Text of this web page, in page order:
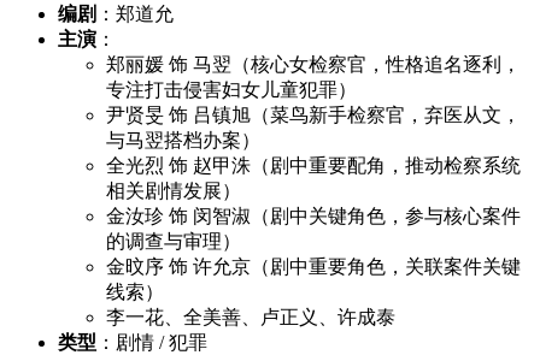
编剧 ：郑道允
主演 ：
郑丽媛 饰 马翌（核心女检察官，性格追名逐利，
专注打击侵害妇女儿童犯罪）
尹贤旻 饰 吕镇旭（菜鸟新手检察官，弃医从文，
与马翌搭档办案）
全光烈 饰 赵甲洙（剧中重要配角，推动检察系统
相关剧情发展）
金汝珍 饰 闵智淑（剧中关键角色，参与核心案件
的调查与审理）
金旼序 饰 许允京（剧中重要角色，关联案件关键
线索）
李一花、全美善、卢正义、许成泰
类型 ：剧情 / 犯罪